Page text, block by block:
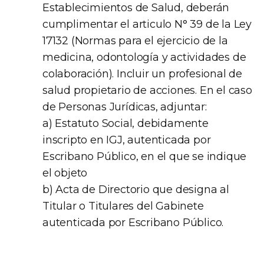
Establecimientos de Salud, deberán
cumplimentar el articulo N° 39 de la Ley
17132 (Normas para el ejercicio de la
medicina, odontología y actividades de
colaboración). Incluir un profesional de
salud propietario de acciones. En el caso
de Personas Jurídicas, adjuntar:
a) Estatuto Social, debidamente
inscripto en IGJ, autenticada por
Escribano Público, en el que se indique
el objeto
b) Acta de Directorio que designa al
Titular o Titulares del Gabinete
autenticada por Escribano Público.